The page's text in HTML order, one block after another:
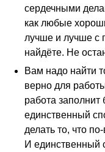
сердечными
как любые
лучше и лучше с
найдёте. Не
Вам надо найти
верно для
работа
единственный
делать то, что
И единственный